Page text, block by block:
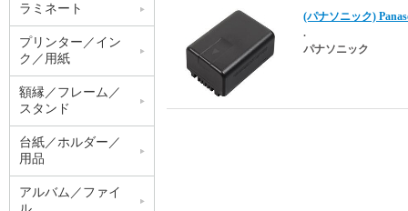
(パナソニック)
.
パナソニック
ラミネート
プリンター／イン
ク／用紙
額縁／フレーム／
スタンド
台紙／ホルダー／
用品
アルバム／ファイ